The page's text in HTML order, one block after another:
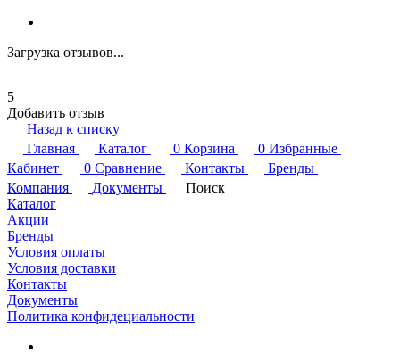
Загрузка отзывов...
5
Добавить отзыв
Назад к списку
Главная
Каталог 0 Корзина 0 Избранные
Кабинет
0 Сравнение Контакты
Бренды
Компания
Документы
Поиск
Каталог
Акции
Бренды
Условия оплаты
Условия доставки
Контакты
Документы
Политика конфидециальности